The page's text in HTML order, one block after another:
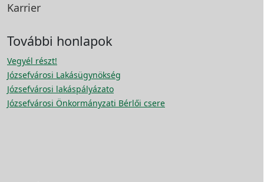
Karrier
További honlapok
Vegyél részt!
Józsefvárosi Lakásügynökség
Józsefvárosi lakáspályázato
Józsefvárosi Önkormányzati Bérlői csere